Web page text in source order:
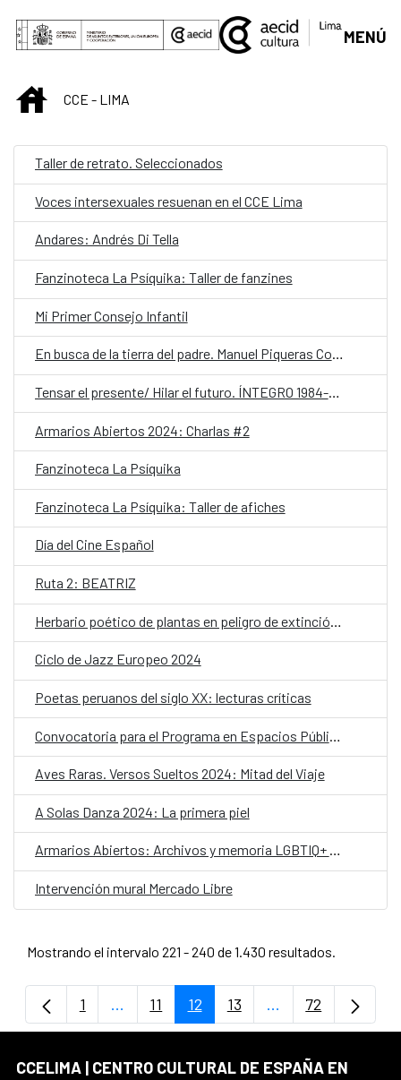
Saltar al contenido principal
MENÚ
INICIOCCE - LIMA
Taller de retrato. Seleccionados
Voces intersexuales resuenan en el CCE Lima
Andares: Andrés Di Tella
Fanzinoteca La Psíquika: Taller de fanzines
Mi Primer Consejo Infantil
En busca de la tierra del padre. Manuel Piqueras Cotolí (1885-1937)
Tensar el presente/ Hilar el futuro. ÍNTEGRO 1984-2024
Armarios Abiertos 2024: Charlas #2
Fanzinoteca La Psíquika
Fanzinoteca La Psíquika: Taller de afiches
Día del Cine Español
Ruta 2: BEATRIZ
Ciclo de Jazz Europeo 2024
Poetas peruanos del siglo XX: lecturas críticas
Aves Raras. Versos Sueltos 2024: Mitad del Viaje
A Solas Danza 2024: La primera piel
Armarios Abiertos: Archivos y memoria LGBTIQ+ en Iberoamérica
Intervención mural Mercado Libre
Mostrando el intervalo 221 - 240 de 1.430 resultados.
Página
1 ...Páginas intermedias Use TAB para
Página
11 Página
12 Página
13 ...PáginasPágina
72
CCELIMA | CENTRO CULTURAL DE ESPAÑA EN